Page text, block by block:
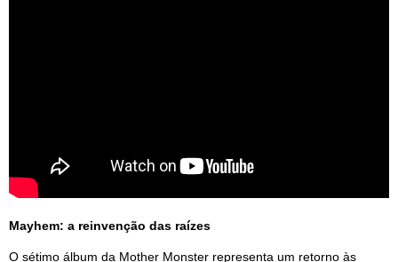
Mayhem: a reinvenção das raízes
O sétimo álbum da Mother Monster representa um retorno às